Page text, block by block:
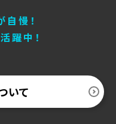
慢！
躍中！
いて